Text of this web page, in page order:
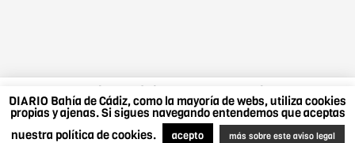
DIARIO Bahía de Cádiz, como la mayoría de webs, utiliza cookies
propias y ajenas. Si sigues navegando entendemos que aceptas
nuestra política de cookies.
acepto más sobre este aviso legal
DIARIO Bahía de Cádiz, como la mayoría de webs,
utiliza cookies propias y ajenas. Si sigues navegando
entendemos que aceptas nuestra política de cookies.
Más sobre este aviso legal
Acepto